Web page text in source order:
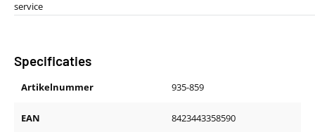
Specificaties
Artikelnummer 935-859
EAN 8423443358590